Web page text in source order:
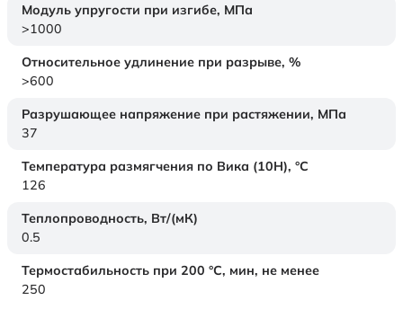
Модуль упругости при изгибе, МПа
>1000
Относительное удлинение при разрыве, %
>600
Разрушающее напряжение при растяжении, МПа
37
Температура размягчения по Вика (10Н), °C
126
Теплопроводность, Вт/(мК)
0.5
Термостабильность при 200 °С, мин, не менее
250